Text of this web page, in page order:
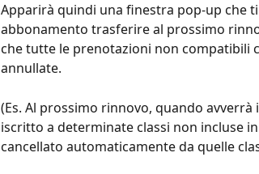
Apparirà quindi una finestra pop-up che
abbonamento trasferire al prossimo
che tutte le prenotazioni non compatibili
annullate.
(Es. Al prossimo rinnovo, quando
iscritto a determinate classi non incluse
cancellato automaticamente da quelle